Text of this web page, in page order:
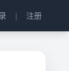
| 注册